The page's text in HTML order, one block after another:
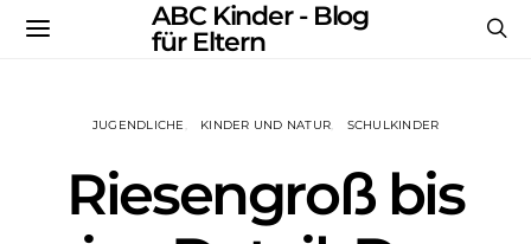
ABC Kinder - Blog
für Eltern
JUGENDLICHE KINDER UND NATUR SCHULKINDER
Riesengroß bis